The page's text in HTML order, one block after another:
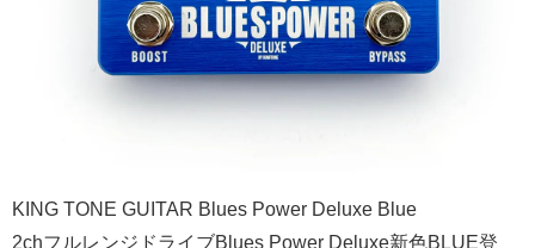
KING TONE GUITAR Blues Power Deluxe Blue
2chフルレンジドライブBlues Power Deluxe新色BLUE登